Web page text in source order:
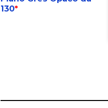
130*